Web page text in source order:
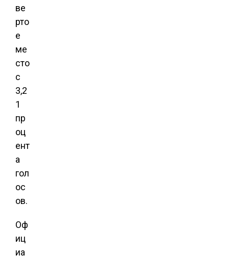
ве
рто
е
ме
сто
с
3,2
1
пр
оц
ент
а
гол
ос
ов.
Оф
иц
иа